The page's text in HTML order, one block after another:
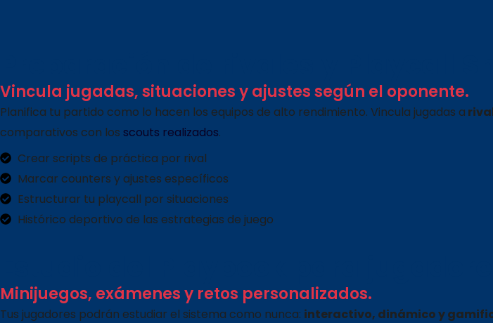
Vincula jugadas, situaciones y ajustes según el oponente.
Planifica tu partido como lo hacen los equipos de alto rendimiento. Vincula jugadas a
comparativos con los scouts realizados.
Crear scripts de práctica por rival
Marcar counters y ajustes específicos
Estructurar tu playcall por situaciones
Histórico deportivo de las estrategias de juego
Minijuegos, exámenes y retos personalizados.
Tus jugadores podrán estudiar el sistema como nunca: interactivo, dinámico y